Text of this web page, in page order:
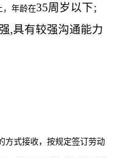
，年龄在35周岁以下 ；
,具有较强沟通能力
方式接收，按规定签订劳动